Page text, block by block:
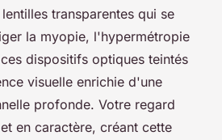
transparentes qui se
la myopie, l'hypermétropie
dispositifs optiques teintés
visuelle enrichie d'une
profonde. Votre regard
en caractère, créant cette